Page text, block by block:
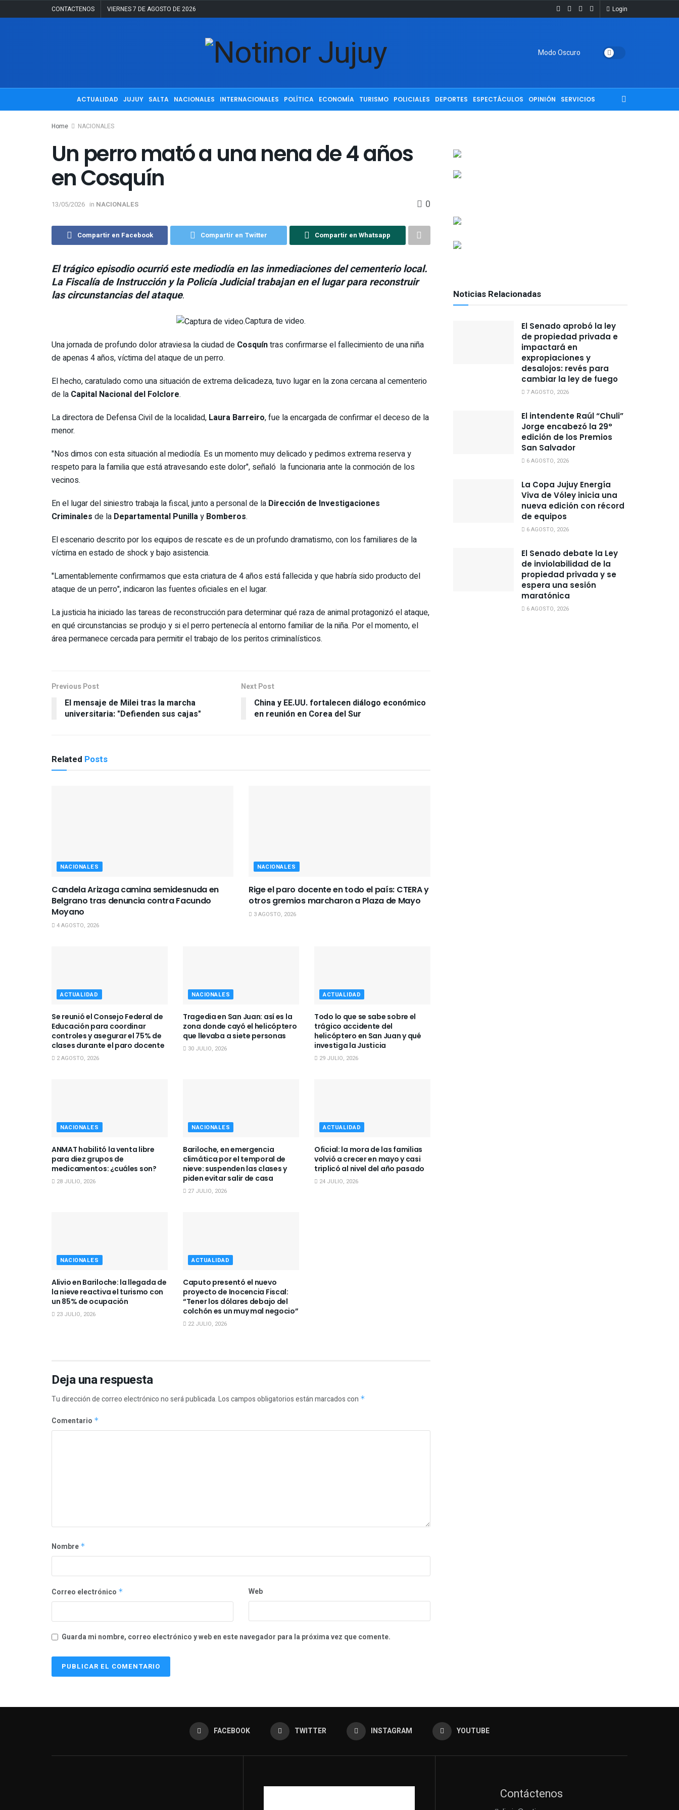
CONTACTENOS VIERNES 7 DE AGOSTO DE 2026 Login
Modo Oscuro
ACTUALIDAD JUJUY SALTA NACIONALES INTERNACIONALES POLÍTICA ECONOMÍA TURISMO POLICIALES DEPORTES ESPECTÁCULOS OPINIÓN SERVICIOS
Home NACIONALES
Un perro mató a una nena de 4 años
en Cosquín
13/05/2026 in NACIONALES 0
Compartir en Facebook Compartir en Twitter Compartir en Whatsapp
El trágico episodio ocurrió este mediodía en las inmediaciones del cementerio local.
La Fiscalía de Instrucción y la Policía Judicial trabajan en el lugar para reconstruir
las circunstancias del ataque.
Captura de video.
Una jornada de profundo dolor atraviesa la ciudad de Cosquíntras confirmarse el fallecimiento de una niña
de apenas 4 años, víctima del ataque de un perro.
El hecho, caratulado como una situación de extrema delicadeza, tuvo lugar en la zona cercana al cementerio
de la Capital Nacional del Folclore.
La directora de Defensa Civil de la localidad, Laura Barreiro, fue la encargada de confirmar el deceso de la
menor.
"Nos dimos con esta situación al mediodía. Es un momento muy delicado y pedimos extrema reserva y
respeto para la familia que está atravesando este dolor", señaló la funcionaria ante la conmoción de los
vecinos.
En el lugar del siniestro trabaja la fiscal, junto a personal de la Dirección de Investigaciones
Criminales de la Departamental Punillay Bomberos.
El escenario descrito por los equipos de rescate es de un profundo dramatismo, con los familiares de la
víctima en estado de shock y bajo asistencia.
"Lamentablemente confirmamos que esta criatura de 4 años está fallecida y que habría sido producto del
ataque de un perro", indicaron las fuentes oficiales en el lugar.
La justicia ha iniciado las tareas de reconstrucción para determinar qué raza de animal protagonizó el ataque,
en qué circunstancias se produjo y si el perro pertenecía al entorno familiar de la niña. Por el momento, el
área permanece cercada para permitir el trabajo de los peritos criminalísticos.
Previous Post
El mensaje de Milei tras la marcha
universitaria: "Defienden sus cajas"
Next Post
China y EE.UU. fortalecen diálogo económico
en reunión en Corea del Sur
Related Posts
NACIONALES
Candela Arizaga camina semidesnuda en
Belgrano tras denuncia contra Facundo
Moyano
4 AGOSTO, 2026
NACIONALES
Rige el paro docente en todo el país: CTERA y
otros gremios marcharon a Plaza de Mayo
3 AGOSTO, 2026
ACTUALIDAD
Se reunió el Consejo Federal de
Educación para coordinar
controles y asegurar el 75% de
clases durante el paro docente
2 AGOSTO, 2026
NACIONALES
Tragedia en San Juan: así es la
zona donde cayó el helicóptero
que llevaba a siete personas
30 JULIO, 2026
ACTUALIDAD
Todo lo que se sabe sobre el
trágico accidente del
helicóptero en San Juan y qué
investiga la Justicia
29 JULIO, 2026
NACIONALES
ANMAT habilitó la venta libre
para diez grupos de
medicamentos: ¿cuáles son?
28 JULIO, 2026
NACIONALES
Bariloche, en emergencia
climática por el temporal de
nieve: suspenden las clases y
piden evitar salir de casa
27 JULIO, 2026
ACTUALIDAD
Oficial: la mora de las familias
volvió a crecer en mayo y casi
triplicó al nivel del año pasado
24 JULIO, 2026
NACIONALES
Alivio en Bariloche: la llegada de
la nieve reactiva el turismo con
un 85% de ocupación
23 JULIO, 2026
ACTUALIDAD
Caputo presentó el nuevo
proyecto de Inocencia Fiscal:
“Tener los dólares debajo del
colchón es un muy mal negocio”
22 JULIO, 2026
Deja una respuesta
Tu dirección de correo electrónico no será publicada.Los campos obligatorios están marcados con *
Comentario *
Nombre *
Correo electrónico * Web
Guarda mi nombre, correo electrónico y web en este navegador para la próxima vez que comente.
Noticias Relacionadas
El Senado aprobó la ley
de propiedad privada e
impactará en
expropiaciones y
desalojos: revés para
cambiar la ley de fuego
7 AGOSTO, 2026
El intendente Raúl “Chuli”
Jorge encabezó la 29°
edición de los Premios
San Salvador
6 AGOSTO, 2026
La Copa Jujuy Energía
Viva de Vóley inicia una
nueva edición con récord
de equipos
6 AGOSTO, 2026
El Senado debate la Ley
de inviolabilidad de la
propiedad privada y se
espera una sesión
maratónica
6 AGOSTO, 2026
FACEBOOK TWITTER INSTAGRAM YOUTUBE
Contáctenos